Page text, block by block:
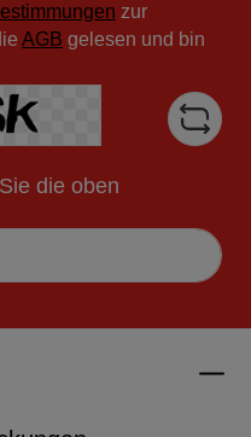
zur
AGB gelesen und bin
die oben